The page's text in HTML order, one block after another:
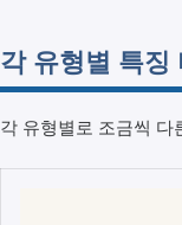
각 유형별 특징
각 유형별로 조금씩 다